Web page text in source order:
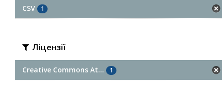
CSV 1
Ліцензії
Creative Commons At... 1